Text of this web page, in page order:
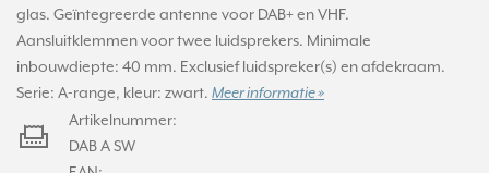
glas. Geïntegreerde antenne voor DAB+ en VHF.
Aansluitklemmen voor twee luidsprekers. Minimale
inbouwdiepte: 40 mm. Exclusief luidspreker(s) en afdekraam.
Serie: A-range, kleur: zwart. Meer informatie »
Artikelnummer:
DAB A SW